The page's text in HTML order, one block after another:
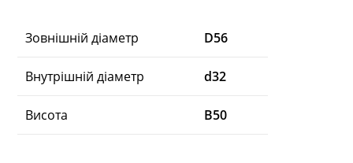
Зовнішній діаметр D56
Внутрішній діаметр d32
Висота B50